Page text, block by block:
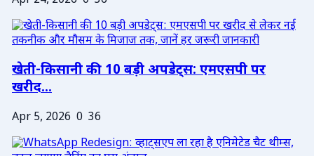
खेती-किसानी की 10 बड़ी अपडेट्स: एमएसपी पर
खरीद...
Apr 5, 2026 0 36